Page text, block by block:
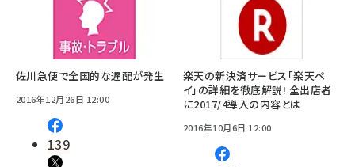
佐川急便で全国的な遅配が発生
2016年12月26日 12:00
139
楽天の新決済サービス「楽天ペ
イ」の詳細を徹底解説! 全出店者
に2017/4導入の内容とは
2016年10月6日 12:00